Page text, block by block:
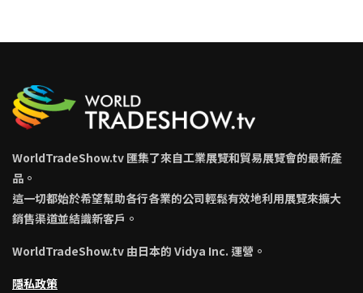
WorldTradeShow.tv 匯集了來自工業展覽和貿易展覽會的最新產
品。
這一切都始於希望幫助各行各業的公司輕鬆有效地利用展覽來擴大
銷售渠道並結識新客戶。
WorldTradeShow.tv 由日本的 Vidya Inc. 運營。
隱私政策